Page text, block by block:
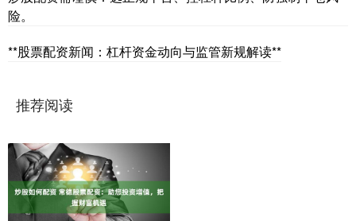
险。
**股票配资新闻：杠杆资金动向与监管新规解读**
推荐阅读